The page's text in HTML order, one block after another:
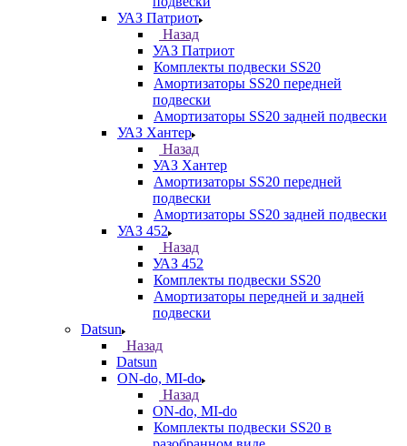
УАЗ Патриот
Назад
УАЗ Патриот
Комплекты подвески SS20
Амортизаторы SS20 передней
подвески
Амортизаторы SS20 задней подвески
УАЗ Хантер
Назад
УАЗ Хантер
Амортизаторы SS20 передней
подвески
Амортизаторы SS20 задней подвески
УАЗ 452
Назад
УАЗ 452
Комплекты подвески SS20
Амортизаторы передней и задней
подвески
Datsun
Назад
Datsun
ON-do, MI-do
Назад
ON-do, MI-do
Комплекты подвески SS20 в